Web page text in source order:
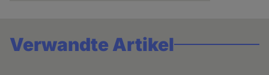
Verwandte Artikel